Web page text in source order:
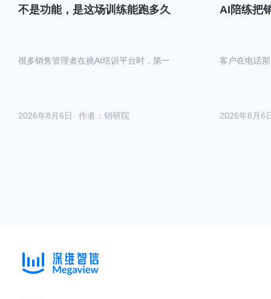
不是功能，是这场训练能跑多久
作者：销研院
2026年8月6日
很多销售管理者在挑AI培训平台时，第一
AI陪练把
2026年8月6
客户在电话